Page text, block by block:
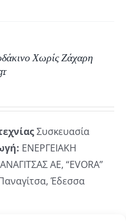
Χωρίς Ζάχαρη
Συσκευασία
ΕΝΕΡΓΕΙΑΚΗ
ΑΕ, “EVORA”
Έδεσσα